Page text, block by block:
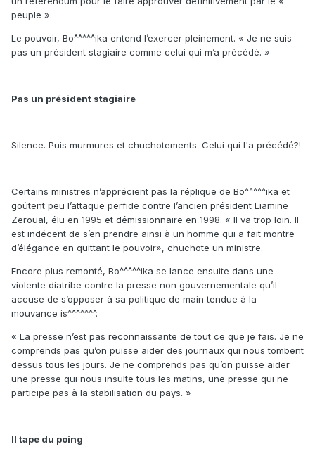
peuple ».
Le pouvoir, Bo^^^^^ika entend l’exercer pleinement. « Je ne suis
pas un président stagiaire comme celui qui m’a précédé. »
Pas un président stagiaire
Silence. Puis murmures et chuchotements. Celui qui l'a précédé?!
Certains ministres n’apprécient pas la réplique de Bo^^^^^ika et
goûtent peu l’attaque perfide contre l’ancien président Liamine
Zeroual, élu en 1995 et démissionnaire en 1998. « Il va trop loin. Il
est indécent de s’en prendre ainsi à un homme qui a fait montre
d’élégance en quittant le pouvoir», chuchote un ministre.
Encore plus remonté, Bo^^^^^ika se lance ensuite dans une
violente diatribe contre la presse non gouvernementale qu’il
accuse de s’opposer à sa politique de main tendue à la
mouvance is^^^^^^^.
« La presse n’est pas reconnaissante de tout ce que je fais. Je ne
comprends pas qu’on puisse aider des journaux qui nous tombent
dessus tous les jours. Je ne comprends pas qu’on puisse aider
une presse qui nous insulte tous les matins, une presse qui ne
participe pas à la stabilisation du pays. »
Il tape du poing